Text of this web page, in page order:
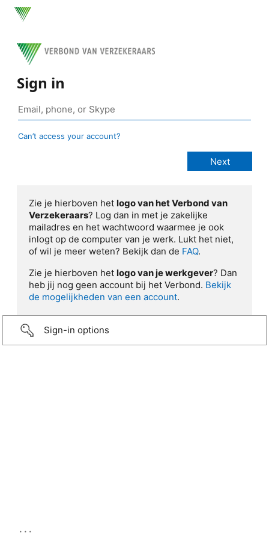
Sign in
Can’t access your account?
Zie je hierboven het logo van het Verbond van
Verzekeraars? Log dan in met je zakelijke
mailadres en het wachtwoord waarmee je ook
inlogt op de computer van je werk. Lukt het niet,
of wil je meer weten? Bekijk dan de FAQ.
Zie je hierboven het logo van je werkgever? Dan
heb jij nog geen account bij het Verbond. Bekijk
de mogelijkheden van een account.
Sign-in options
...